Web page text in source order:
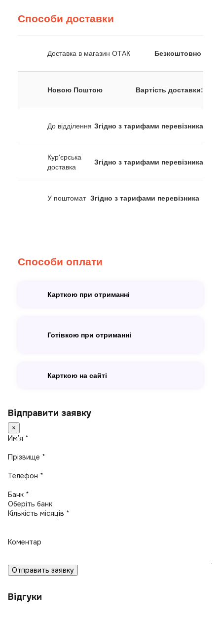
Способи доставки
Доставка в магазин ОТАК Безкоштовно
Новою Поштою Вартість доставки:
До відділення Згідно з тарифами перевізника
Кур'єрська
доставка
Згідно з тарифами перевізника
У поштомат Згідно з тарифами перевізника
Способи оплати
Карткою при отриманні
Готівкою при отриманні
Карткою на сайті
Відправити заявку
×
Имʼя *
Прізвище *
Телефон *
Банк *
Кількість місяців *
Коментар
Отправить заявку
Відгуки